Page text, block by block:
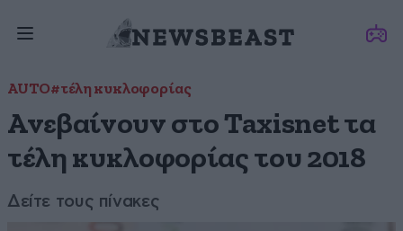
AUTO#τέλη κυκλοφορίας
Ανεβαίνουν στο Taxisnet τα
τέλη κυκλοφορίας του 2018
Δείτε τους πίνακες